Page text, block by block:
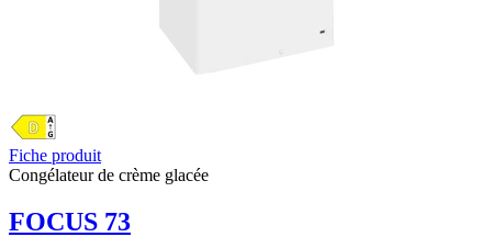
Fiche produit
Congélateur de crème glacée
FOCUS 73